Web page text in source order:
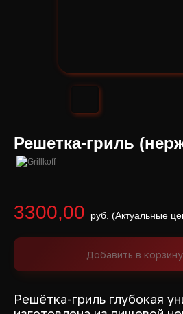
Решетка-гриль
3300,00
Добавить в корзину
Решётка-гриль глубокая